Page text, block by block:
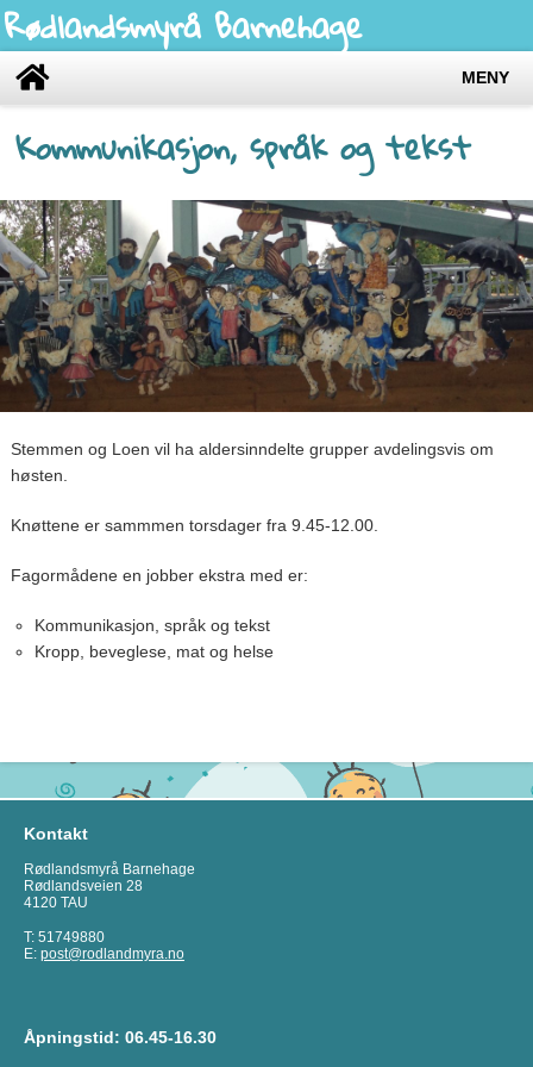
Rødlandsmyrå Barnehage
MENY
Kommunikasjon, språk og tekst
Stemmen og Loen vil ha aldersinndelte grupper avdelingsvis om
høsten.
Knøttene er sammmen torsdager fra 9.45-12.00.
Fagormådene en jobber ekstra med er:
Kommunikasjon, språk og tekst
Kropp, beveglese, mat og helse
Kontakt
Rødlandsmyrå Barnehage
Rødlandsveien 28
4120 TAU
T: 51749880
E: post@rodlandmyra.no
Åpningstid: 06.45-16.30